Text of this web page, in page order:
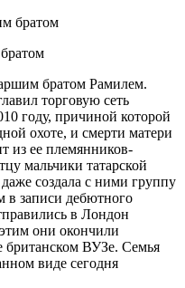
братом Рамилем.
торговую сеть
году, причиной которой
охоте, и смерти матери
из ее племянников-
мальчики татарской
создала с ними группу
в записи дебютного
в Лондон
они окончили
британском ВУЗе. Семья
виде сегодня